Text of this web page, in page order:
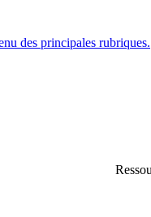
des principales rubriques.